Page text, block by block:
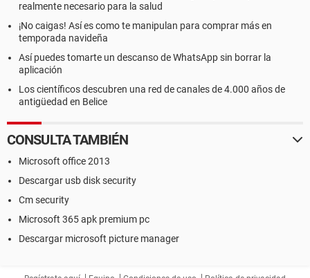
realmente necesario para la salud
¡No caigas! Así es como te manipulan para comprar más en
temporada navideña
Así puedes tomarte un descanso de WhatsApp sin borrar la
aplicación
Los científicos descubren una red de canales de 4.000 años de
antigüedad en Belice
CONSULTA TAMBIÉN
Microsoft office 2013
Descargar usb disk security
Cm security
Microsoft 365 apk premium pc
Descargar microsoft picture manager